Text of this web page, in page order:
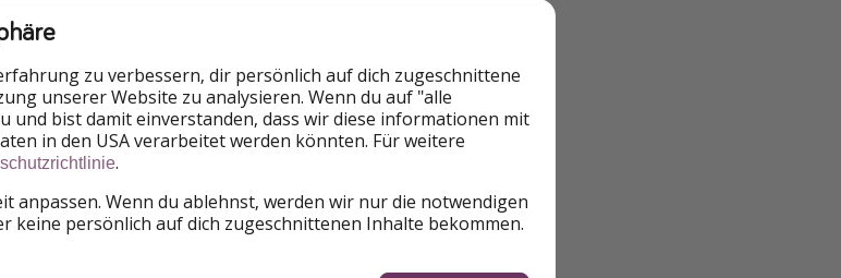
und buchen, der Deal ist nämlich
zu verbessern, dir persönlich auf dich zugeschnittene
unserer Website zu analysieren. Wenn du auf "alle
und bist damit einverstanden, dass wir diese informationen mit
in den USA verarbeitet werden könnten. Für weitere
.
anpassen. Wenn du ablehnst, werden wir nur die notwendigen
keine persönlich auf dich zugeschnittenen Inhalte bekommen.